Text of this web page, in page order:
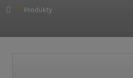
Produkty